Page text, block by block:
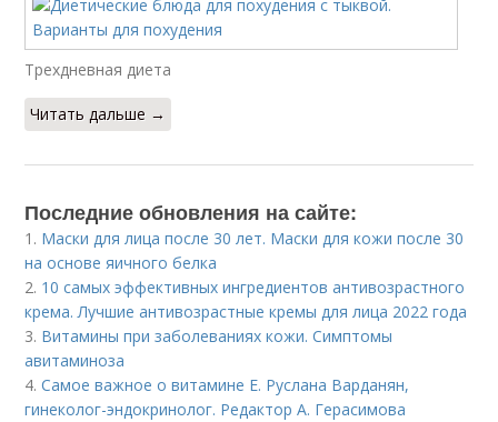
Трехдневная диета
Читать дальше →
Последние обновления на сайте:
1. Маски для лица после 30 лет. Маски для кожи после 30
на основе яичного белка
2. 10 самых эффективных ингредиентов антивозрастного
крема. Лучшие антивозрастные кремы для лица 2022 года
3. Витамины при заболеваниях кожи. Симптомы
авитаминоза
4.Самое важное о витамине Е. Руслана Варданян,
гинеколог-эндокринолог. Редактор А. Герасимова